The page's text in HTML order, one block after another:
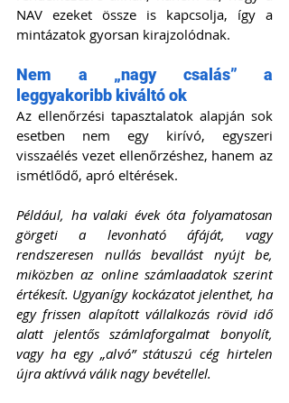
NAV ezeket össze is kapcsolja, így a
mintázatok gyorsan kirajzolódnak.
Nem a „nagy csalás” a
leggyakoribb kiváltó ok
Az ellenőrzési tapasztalatok alapján sok
esetben nem egy kirívó, egyszeri
visszaélés vezet ellenőrzéshez, hanem az
ismétlődő, apró eltérések.
Például, ha valaki évek óta folyamatosan
görgeti a levonható áfáját, vagy
rendszeresen nullás bevallást nyújt be,
miközben az online számlaadatok szerint
értékesít. Ugyanígy kockázatot jelenthet, ha
egy frissen alapított vállalkozás rövid idő
alatt jelentős számlaforgalmat bonyolít,
vagy ha egy „alvó” státuszú cég hirtelen
újra aktívvá válik nagy bevétellel.